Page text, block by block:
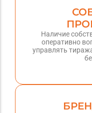
Наличие
оперативно
управлять